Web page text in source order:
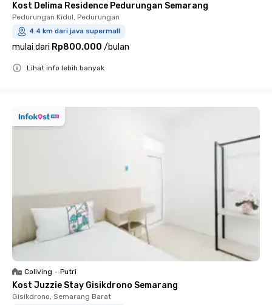
Kost Delima Residence Pedurungan Semarang
Pedurungan Kidul, Pedurungan
4.4 km dari java supermall
mulai dari Rp800.000 /bulan
Lihat info lebih banyak
Coliving • Putri
Kost Juzzie Stay Gisikdrono Semarang
Gisikdrono, Semarang Barat